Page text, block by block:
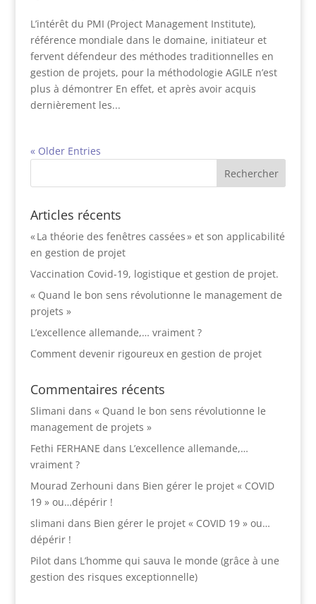
L’intérêt du PMI (Project Management Institute),
référence mondiale dans le domaine, initiateur et
fervent défendeur des méthodes traditionnelles en
gestion de projets, pour la méthodologie AGILE n’est
plus à démontrer En effet, et après avoir acquis
dernièrement les...
« Older Entries
Articles récents
« La théorie des fenêtres cassées » et son applicabilité
en gestion de projet
Vaccination Covid-19, logistique et gestion de projet.
« Quand le bon sens révolutionne le management de
projets »
L’excellence allemande,… vraiment ?
Comment devenir rigoureux en gestion de projet
Commentaires récents
Slimani dans « Quand le bon sens révolutionne le
management de projets »
Fethi FERHANE dans L’excellence allemande,…
vraiment ?
Mourad Zerhouni dans Bien gérer le projet « COVID
19 » ou…dépérir !
slimani dans Bien gérer le projet « COVID 19 » ou…
dépérir !
Pilotdans L’homme qui sauva le monde (grâce à une
gestion des risques exceptionnelle)